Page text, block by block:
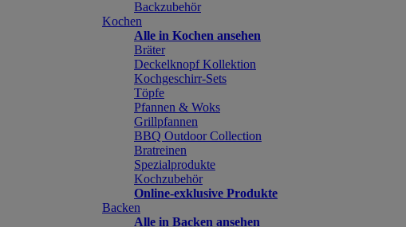
Backzubehör
Kochen
Alle in Kochen ansehen
Bräter
Deckelknopf Kollektion
Kochgeschirr-Sets
Töpfe
Pfannen & Woks
Grillpfannen
BBQ Outdoor Collection
Bratreinen
Spezialprodukte
Kochzubehör
Online-exklusive Produkte
Backen
Alle in Backen ansehen